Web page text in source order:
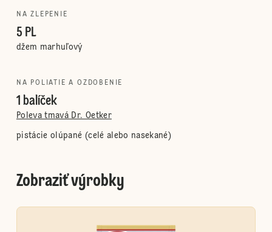
NA ZLEPENIE
5 PL
džem marhuľový
NA POLIATIE A OZDOBENIE
1 balíček
Poleva tmavá Dr. Oetker
pistácie olúpané (celé alebo nasekané)
Zobraziť výrobky